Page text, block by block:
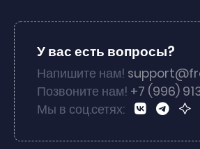
У вас есть вопросы?
Напишите нам!
Позвоните нам! +7 (996)
Мы в соц.сетях: